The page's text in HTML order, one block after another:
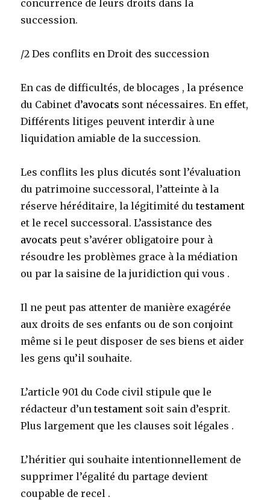
concurrence de leurs droits dans la
succession.
/2 Des conflits en Droit des succession
En cas de difficultés, de blocages , la présence
du Cabinet d’avocats sont nécessaires. En effet,
Différents litiges peuvent interdir à une
liquidation amiable de la succession.
Les conflits les plus dicutés sont l’évaluation
du patrimoine successoral, l’atteinte à la
réserve héréditaire, la légitimité dutestament
et le recel successoral. L’assistance des
avocats peut s’avérer obligatoire pour à
résoudre les problèmes grace à la médiation
ou par la saisine de la juridiction qui vous .
Il ne peut pas attenter de manière exagérée
aux droits de ses enfants ou de son conjoint
même si le peut disposer de ses biens et aider
les gens qu’il souhaite.
L’article 901 du Code civil stipule que le
rédacteur d’untestament soit sain d’esprit.
Plus largement que les clauses soit légales .
L’héritier qui souhaite intentionnellement de
supprimer l’égalité du partage devient
coupable de recel .